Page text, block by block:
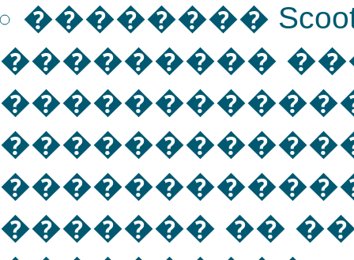
��������
���������
������� ��